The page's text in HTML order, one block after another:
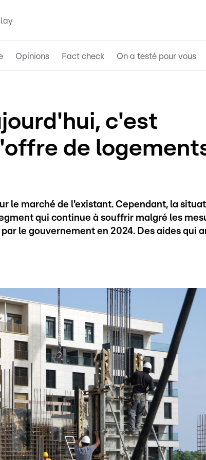
Opinions Fact check On a testé pour vous
c'est
de
le marché de l'existant. Cependant, la
qui continue à souffrir malgré les
le gouvernement en 2024. Des aides qui